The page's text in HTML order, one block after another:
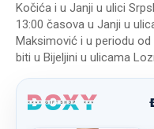
Kočića i u Janji u ulici
13:00 časova u Janji u
Maksimović i u periodu
biti u Bijeljini u ulicama